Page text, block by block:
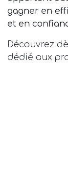
gagner en
et en
Découvrez
dédié aux